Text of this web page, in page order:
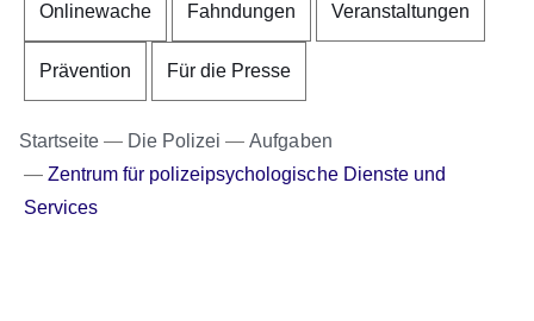
Onlinewache Fahndungen Veranstaltungen
Prävention Für die Presse
Startseite Die Polizei
Aufgaben
Zentrum für polizeipsychologische Dienste und
Services